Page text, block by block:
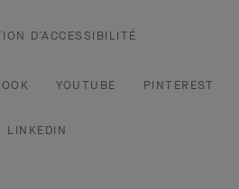
D’ACCESSIBILITÉ
YOUTUBE PINTEREST
LINKEDIN